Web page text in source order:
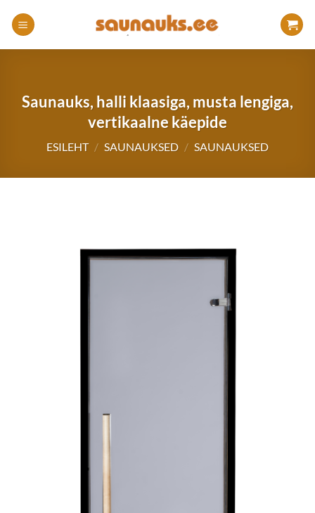
Saunauks, halli klaasiga, musta lengiga,
vertikaalne käepide
ESILEHT / SAUNAUKSED / SAUNAUKSED